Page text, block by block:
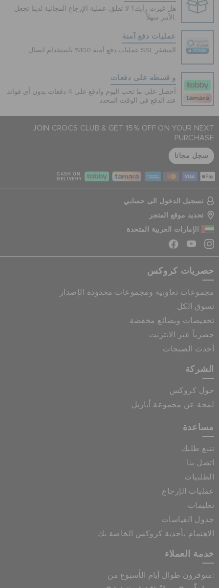
هل غيرت رأيك؟ لا تقلق. عملية الإرجاع المجانية لدينا تجعل
عمليات دفع آمنة
عمليات دفع آمنة 100% باستخدام اتصال SSL المشفر
و قسطه على دفعات
أحصل على ما تحب اليوم وادفع على 4 دفعات بدون أي فوائد
عند الدفع في الوقت المحدد
JOIN CROCS CLUB & GET 15% OFF ON YOUR NEXT
PURCHASE
سجل مجانا
CASH ON
DELIVERY
تسجيل الدخول الى حسابي
تحديد موقع المتجر
الإمارات العربية المتحدة
حصريات كروكس
مجموعات تعاونية ومجموعات محدودة الإصدار
تسوق الكل
تخفيضات وبضائع مخفضة
حصرياً عبر الانترنت
أحدث الصيحات
الشركة
حول كروكس
لمحة عن مجموعة أباريل
مساعدة
تتبع طلبك
اتصل بنا
الطلبيات
عمليات الإرجاع
تعليمات
جدول القياسات
الاهتمام بأحذية كروكس الخاصة بك
خدمة العملاء
متوفرون طوال أيام الأسبوع من: